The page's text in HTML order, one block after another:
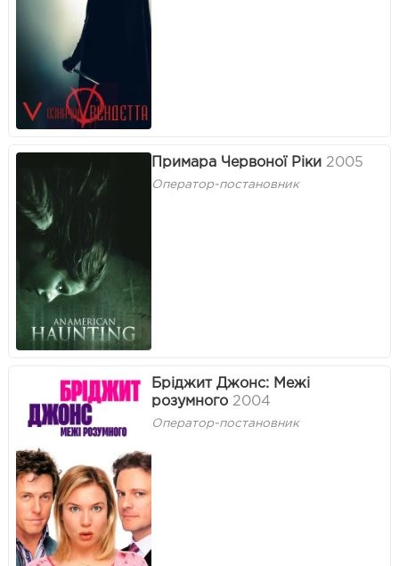
Примара Червоної Ріки 2005
Оператор-постановник
Бріджит Джонс: Межі
розумного 2004
Оператор-постановник